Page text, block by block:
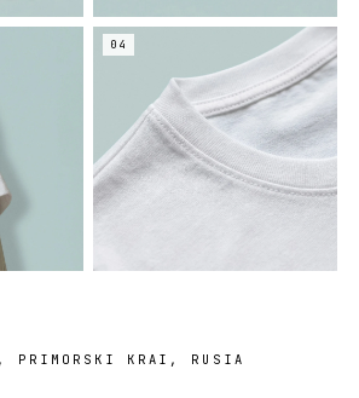
04
PRIMORSKI KRAI, RUSIA